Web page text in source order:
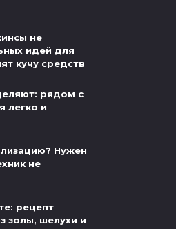
не
идей для
кучу средств
рядом с
легко и
Нужен
не
рецепт
золы, шелухи и